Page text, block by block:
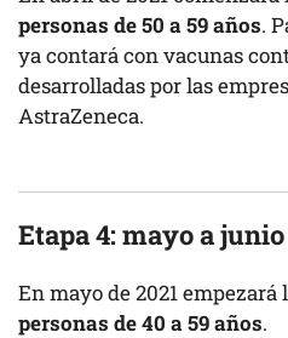
personas de 50 a 59 años.
ya contará con vacunas
desarrolladas por las
AstraZeneca.
Etapa 4: mayo a junio
En mayo de 2021
personas de 40 a 59 años.